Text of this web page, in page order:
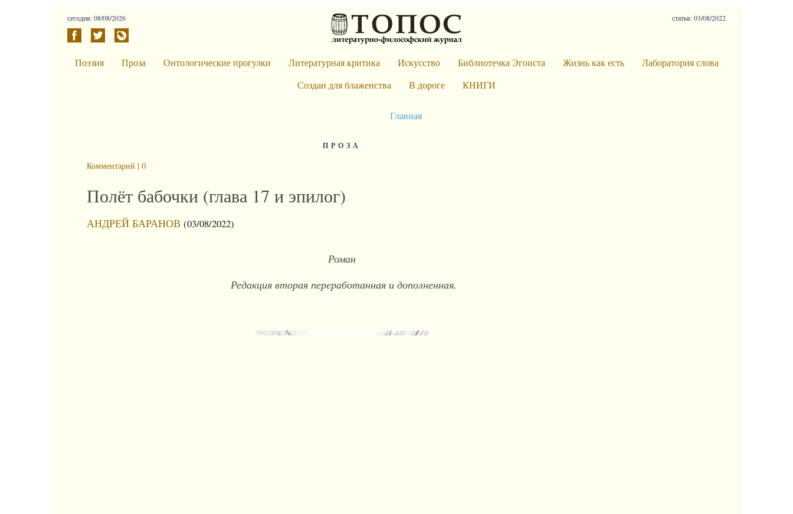
сегодня: 08/08/2026 статья: 03/08/2022
Поэзия Проза Онтологические прогулки Литературная критика Искусство Библиотечка Эгоиста Жизнь как есть
Лаборатория слова
Создан для блаженства
В дороге КНИГИ
Главная
ПРОЗА
Комментарий | 0
Полёт бабочки (глава 17 и эпилог)
АНДРЕЙ БАРАНОВ (03/08/2022)
Роман
Редакция вторая переработанная и дополненная.